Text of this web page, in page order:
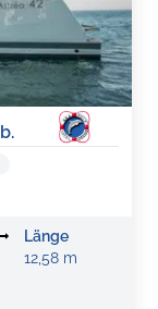
Länge
12,58 m